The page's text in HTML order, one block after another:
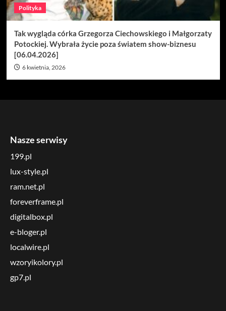
Polityka
Tak wygląda córka Grzegorza Ciechowskiego i Małgorzaty
Potockiej. Wybrała życie poza światem show-biznesu
[06.04.2026]
6 kwietnia, 2026
Nasze serwisy
199.pl
lux-style.pl
ram.net.pl
foreverframe.pl
digitalbox.pl
e-bloger.pl
localwire.pl
wzoryikolory.pl
gp7.pl